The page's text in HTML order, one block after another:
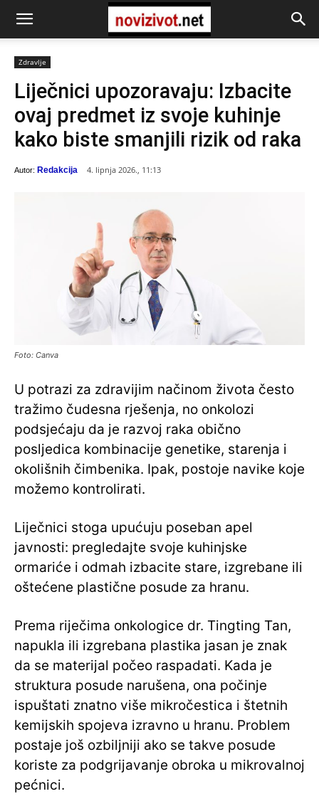
Zdravlje
Liječnici upozoravaju: Izbacite
ovaj predmet iz svoje kuhinje
kako biste smanjili rizik od raka
Autor: Redakcija 4. lipnja 2026., 11:13
Foto: Canva
U potrazi za zdravijim načinom života često
tražimo čudesna rješenja, no onkolozi
podsjećaju da je razvoj raka obično
posljedica kombinacije genetike, starenja i
okolišnih čimbenika. Ipak, postoje navike koje
možemo kontrolirati.
Liječnici stoga upućuju poseban apel
javnosti: pregledajte svoje kuhinjske
ormariće i odmah izbacite stare, izgrebane ili
oštećene plastične posude za hranu.
Prema riječima onkologice dr. Tingting Tan,
napukla ili izgrebana plastika jasan je znak
da se materijal počeo raspadati. Kada je
struktura posude narušena, ona počinje
ispuštati znatno više mikročestica i štetnih
kemijskih spojeva izravno u hranu. Problem
postaje još ozbiljniji ako se takve posude
koriste za podgrijavanje obroka u mikrovalnoj
pećnici.